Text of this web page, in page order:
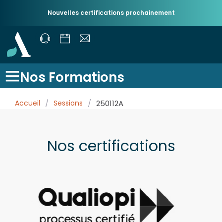
Nouvelles certifications prochainement
Nos Formations
Accueil / Sessions / 250112A
Nos certifications